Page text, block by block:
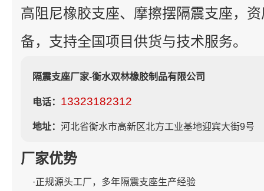
高阻尼橡胶支座、摩擦摆隔震支座，
备，支持全国项目供货与技术服务。
隔震支座厂家-衡水双林橡胶制品有限公司
电话： 13323182312
地址： 河北省衡水市高新区北方工业基地迎宾大街9号
厂家优势
·正规源头工厂，多年隔震支座生产经验